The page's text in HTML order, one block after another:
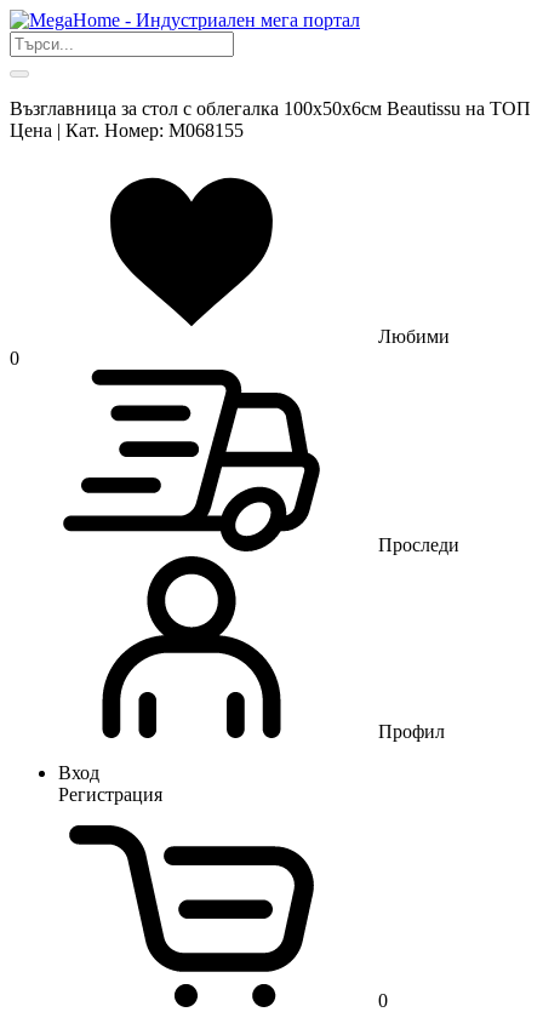
Възглавница за стол с облегалка 100х50х6см Beautissu на ТОП
Цена | Кат. Номер: M068155
Любими
0
Проследи
Профил
Вход
Регистрация
0